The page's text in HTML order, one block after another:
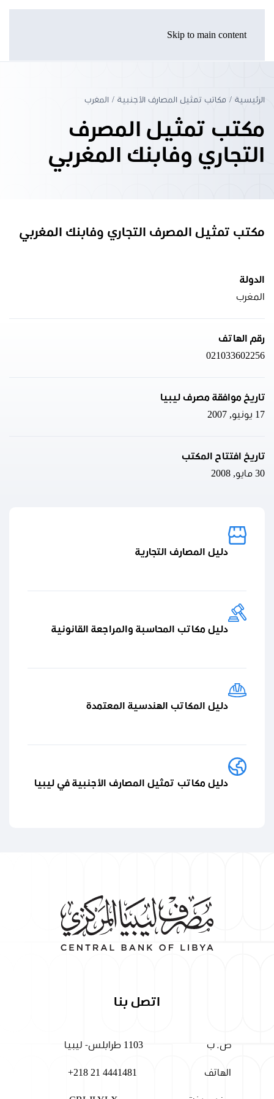
Skip to main content
الرئيسية مكاتب تمثيل المصارف الأجنبية المغرب
مكتب تمثيل المصرف
التجاري وفابنك المغربي
مكتب تمثيل المصرف التجاري وفابنك المغربي
الدولة
المغرب
رقم الهاتف
021033602256
تاريخ موافقة مصرف ليبيا
17 يونيو, 2007
تاريخ افتتاح المكتب
30 مايو, 2008
دليل المصارف التجارية
دليل مكاتب المحاسبة والمراجعة القانونية
دليل المكاتب الهندسية المعتمدة
دليل مكاتب تمثيل المصارف الأجنبية في ليبيا
اتصل بنا
ص. ب 1103 طرابلس- ليبيا
الهاتف +218 21 4441481